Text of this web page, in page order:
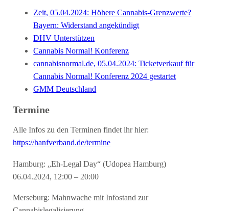
Zeit, 05.04.2024: Höhere Cannabis-Grenzwerte?
Bayern: Widerstand angekündigt
DHV Unterstützen
Cannabis Normal! Konferenz
cannabisnormal.de, 05.04.2024: Ticketverkauf für
Cannabis Normal! Konferenz 2024 gestartet
GMM Deutschland
Termine
Alle Infos zu den Terminen findet ihr hier:
https://hanfverband.de/termine
Hamburg: „Eh-Legal Day“ (Udopea Hamburg)
06.04.2024, 12:00 – 20:00
Merseburg: Mahnwache mit Infostand zur